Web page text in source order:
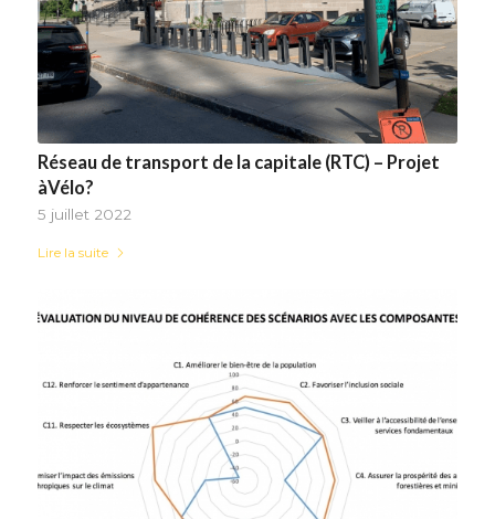
Réseau de transport de la capitale (RTC) – Projet
àVélo?
5 juillet 2022
Lire la suite